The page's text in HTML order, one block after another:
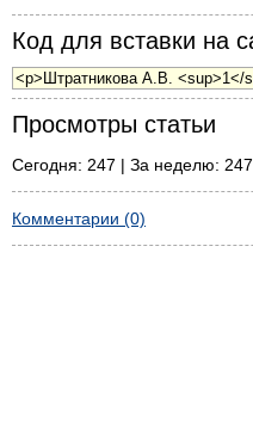
Код для вставки на
Просмотры статьи
Сегодня: 247 | За неделю:
Комментарии (0)